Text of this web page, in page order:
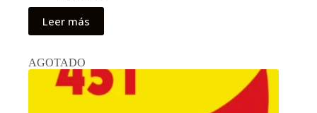
Leer más
AGOTADO